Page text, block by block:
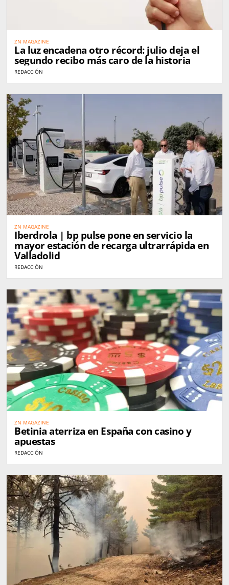
ZN MAGAZINE
La luz encadena otro récord: julio deja el
segundo recibo más caro de la historia
REDACCIÓN
ZN MAGAZINE
Iberdrola | bp pulse pone en servicio la
mayor estación de recarga ultrarrápida en
Valladolid
REDACCIÓN
ZN MAGAZINE
Betinia aterriza en España con casino y
apuestas
REDACCIÓN